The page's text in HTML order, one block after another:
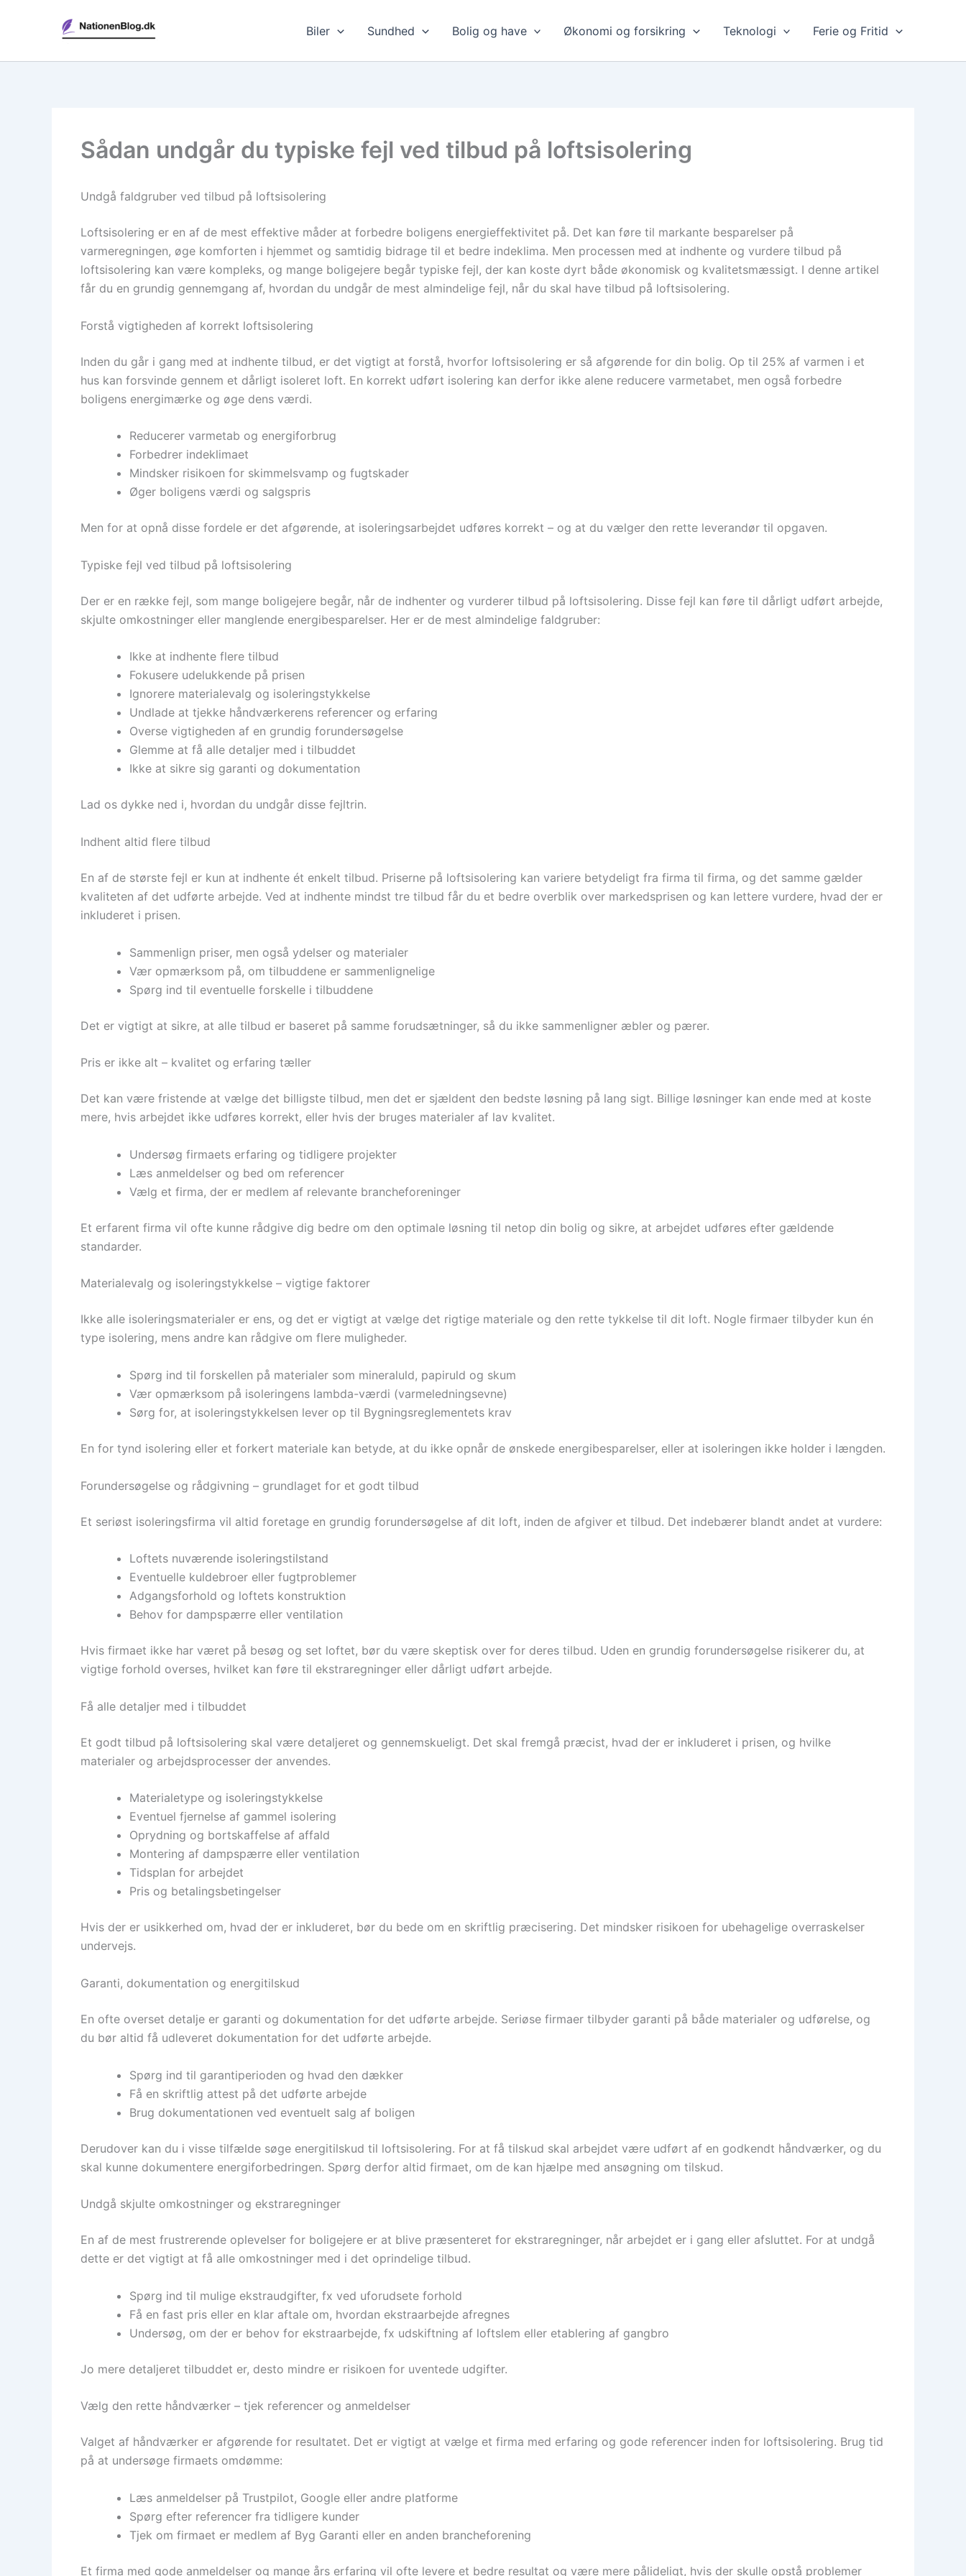
Biler Sundhed Bolig og have Økonomi og forsikring Teknologi Ferie og Fritid
Sådan undgår du typiske fejl ved tilbud på loftsisolering
Undgå faldgruber ved tilbud på loftsisolering
Loftsisolering er en af de mest effektive måder at forbedre boligens energieffektivitet på. Det kan føre til markante besparelser på
varmeregningen, øge komforten i hjemmet og samtidig bidrage til et bedre indeklima. Men processen med at indhente og vurdere tilbud på
loftsisolering kan være kompleks, og mange boligejere begår typiske fejl, der kan koste dyrt både økonomisk og kvalitetsmæssigt. I denne artikel
får du en grundig gennemgang af, hvordan du undgår de mest almindelige fejl, når du skal have tilbud på loftsisolering.
Forstå vigtigheden af korrekt loftsisolering
Inden du går i gang med at indhente tilbud, er det vigtigt at forstå, hvorfor loftsisolering er så afgørende for din bolig. Op til 25% af varmen i et
hus kan forsvinde gennem et dårligt isoleret loft. En korrekt udført isolering kan derfor ikke alene reducere varmetabet, men også forbedre
boligens energimærke og øge dens værdi.
Reducerer varmetab og energiforbrug
Forbedrer indeklimaet
Mindsker risikoen for skimmelsvamp og fugtskader
Øger boligens værdi og salgspris
Men for at opnå disse fordele er det afgørende, at isoleringsarbejdet udføres korrekt – og at du vælger den rette leverandør til opgaven.
Typiske fejl ved tilbud på loftsisolering
Der er en række fejl, som mange boligejere begår, når de indhenter og vurderer tilbud på loftsisolering. Disse fejl kan føre til dårligt udført arbejde,
skjulte omkostninger eller manglende energibesparelser. Her er de mest almindelige faldgruber:
Ikke at indhente flere tilbud
Fokusere udelukkende på prisen
Ignorere materialevalg og isoleringstykkelse
Undlade at tjekke håndværkerens referencer og erfaring
Overse vigtigheden af en grundig forundersøgelse
Glemme at få alle detaljer med i tilbuddet
Ikke at sikre sig garanti og dokumentation
Lad os dykke ned i, hvordan du undgår disse fejltrin.
Indhent altid flere tilbud
En af de største fejl er kun at indhente ét enkelt tilbud. Priserne på loftsisolering kan variere betydeligt fra firma til firma, og det samme gælder
kvaliteten af det udførte arbejde. Ved at indhente mindst tre tilbud får du et bedre overblik over markedsprisen og kan lettere vurdere, hvad der er
inkluderet i prisen.
Sammenlign priser, men også ydelser og materialer
Vær opmærksom på, om tilbuddene er sammenlignelige
Spørg ind til eventuelle forskelle i tilbuddene
Det er vigtigt at sikre, at alle tilbud er baseret på samme forudsætninger, så du ikke sammenligner æbler og pærer.
Pris er ikke alt – kvalitet og erfaring tæller
Det kan være fristende at vælge det billigste tilbud, men det er sjældent den bedste løsning på lang sigt. Billige løsninger kan ende med at koste
mere, hvis arbejdet ikke udføres korrekt, eller hvis der bruges materialer af lav kvalitet.
Undersøg firmaets erfaring og tidligere projekter
Læs anmeldelser og bed om referencer
Vælg et firma, der er medlem af relevante brancheforeninger
Et erfarent firma vil ofte kunne rådgive dig bedre om den optimale løsning til netop din bolig og sikre, at arbejdet udføres efter gældende
standarder.
Materialevalg og isoleringstykkelse – vigtige faktorer
Ikke alle isoleringsmaterialer er ens, og det er vigtigt at vælge det rigtige materiale og den rette tykkelse til dit loft. Nogle firmaer tilbyder kun én
type isolering, mens andre kan rådgive om flere muligheder.
Spørg ind til forskellen på materialer som mineraluld, papiruld og skum
Vær opmærksom på isoleringens lambda-værdi (varmeledningsevne)
Sørg for, at isoleringstykkelsen lever op til Bygningsreglementets krav
En for tynd isolering eller et forkert materiale kan betyde, at du ikke opnår de ønskede energibesparelser, eller at isoleringen ikke holder i længden.
Forundersøgelse og rådgivning – grundlaget for et godt tilbud
Et seriøst isoleringsfirma vil altid foretage en grundig forundersøgelse af dit loft, inden de afgiver et tilbud. Det indebærer blandt andet at vurdere:
Loftets nuværende isoleringstilstand
Eventuelle kuldebroer eller fugtproblemer
Adgangsforhold og loftets konstruktion
Behov for dampspærre eller ventilation
Hvis firmaet ikke har været på besøg og set loftet, bør du være skeptisk over for deres tilbud. Uden en grundig forundersøgelse risikerer du, at
vigtige forhold overses, hvilket kan føre til ekstraregninger eller dårligt udført arbejde.
Få alle detaljer med i tilbuddet
Et godt tilbud på loftsisolering skal være detaljeret og gennemskueligt. Det skal fremgå præcist, hvad der er inkluderet i prisen, og hvilke
materialer og arbejdsprocesser der anvendes.
Materialetype og isoleringstykkelse
Eventuel fjernelse af gammel isolering
Oprydning og bortskaffelse af affald
Montering af dampspærre eller ventilation
Tidsplan for arbejdet
Pris og betalingsbetingelser
Hvis der er usikkerhed om, hvad der er inkluderet, bør du bede om en skriftlig præcisering. Det mindsker risikoen for ubehagelige overraskelser
undervejs.
Garanti, dokumentation og energitilskud
En ofte overset detalje er garanti og dokumentation for det udførte arbejde. Seriøse firmaer tilbyder garanti på både materialer og udførelse, og
du bør altid få udleveret dokumentation for det udførte arbejde.
Spørg ind til garantiperioden og hvad den dækker
Få en skriftlig attest på det udførte arbejde
Brug dokumentationen ved eventuelt salg af boligen
Derudover kan du i visse tilfælde søge energitilskud til loftsisolering. For at få tilskud skal arbejdet være udført af en godkendt håndværker, og du
skal kunne dokumentere energiforbedringen. Spørg derfor altid firmaet, om de kan hjælpe med ansøgning om tilskud.
Undgå skjulte omkostninger og ekstraregninger
En af de mest frustrerende oplevelser for boligejere er at blive præsenteret for ekstraregninger, når arbejdet er i gang eller afsluttet. For at undgå
dette er det vigtigt at få alle omkostninger med i det oprindelige tilbud.
Spørg ind til mulige ekstraudgifter, fx ved uforudsete forhold
Få en fast pris eller en klar aftale om, hvordan ekstraarbejde afregnes
Undersøg, om der er behov for ekstraarbejde, fx udskiftning af loftslem eller etablering af gangbro
Jo mere detaljeret tilbuddet er, desto mindre er risikoen for uventede udgifter.
Vælg den rette håndværker – tjek referencer og anmeldelser
Valget af håndværker er afgørende for resultatet. Det er vigtigt at vælge et firma med erfaring og gode referencer inden for loftsisolering. Brug tid
på at undersøge firmaets omdømme:
Læs anmeldelser på Trustpilot, Google eller andre platforme
Spørg efter referencer fra tidligere kunder
Tjek om firmaet er medlem af Byg Garanti eller en anden brancheforening
Et firma med gode anmeldelser og mange års erfaring vil ofte levere et bedre resultat og være mere pålideligt, hvis der skulle opstå problemer